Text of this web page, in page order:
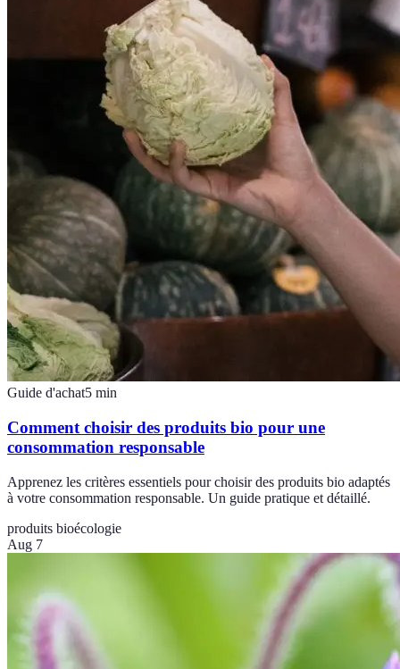
Guide d'achat5 min
Comment choisir des produits bio pour une
consommation responsable
Apprenez les critères essentiels pour choisir des produits bio adaptés
à votre consommation responsable. Un guide pratique et détaillé.
produits bioécologie
Aug 7